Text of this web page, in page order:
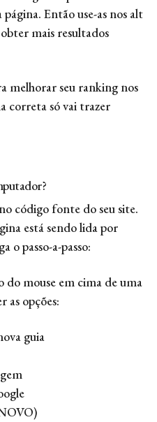
Então use-as nos alt
mais resultados
melhorar seu ranking nos
correta só vai trazer
código fonte do seu site.
está sendo lida por
o passo-a-passo:
mouse em cima de uma
as opções:
guia